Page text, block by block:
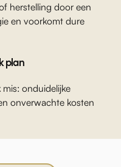
herstelling door een
en voorkomt dure
plan
onduidelijke
onverwachte kosten